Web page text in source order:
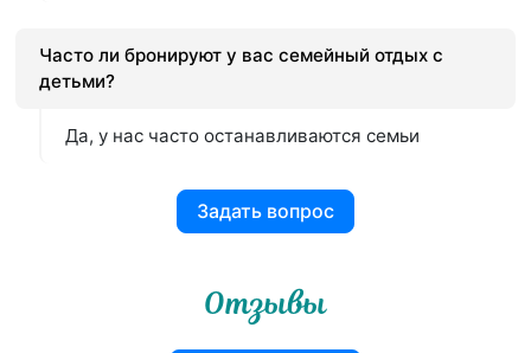
Часто ли бронируют у вас семейный отдых с
детьми?
Да, у нас часто останавливаются семьи
Задать вопрос
Отзывы